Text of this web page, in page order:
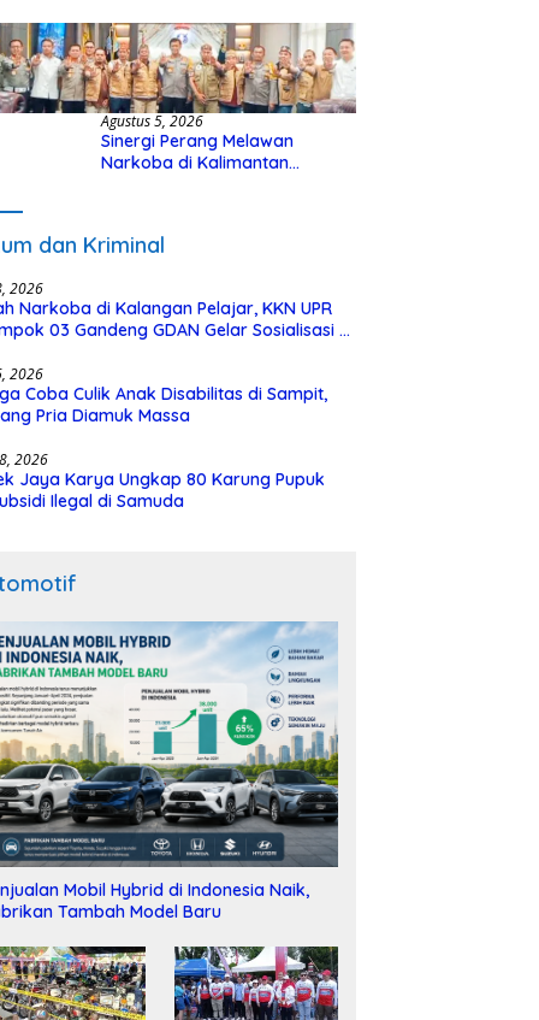
Agustus 5, 2026
Sinergi Perang Melawan
Narkoba di Kalimantan
dan Kriminal
2026
Narkoba di Kalangan Pelajar, KKN UPR
03 Gandeng GDAN Gelar Sosialisasi di
2026
Coba Culik Anak Disabilitas di Sampit,
Pria Diamuk Massa
2026
Jaya Karya Ungkap 80 Karung Pupuk
Ilegal di Samuda
Mobil Hybrid di Indonesia Naik,
Tambah Model Baru